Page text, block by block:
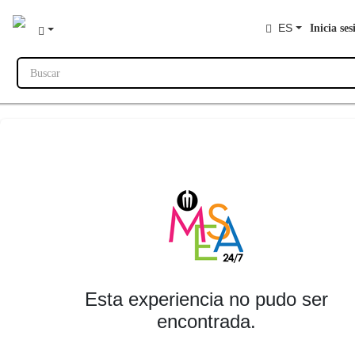
ES Inicia
Buscar
Esta experiencia no pudo ser
encontrada.